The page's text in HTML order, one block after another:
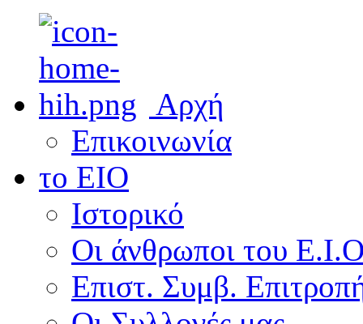
Αρχή
Επικοινωνία
το ΕΙΟ
Ιστορικό
Οι άνθρωποι του
Επιστ. Συμβ.